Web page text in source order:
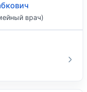
врач)